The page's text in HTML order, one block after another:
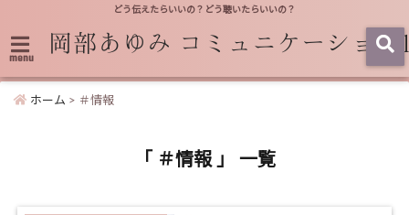
どう伝えたらいいの？どう聴いたらいいの？
menu
ホーム > ＃情報
「 ＃情報 」 一覧